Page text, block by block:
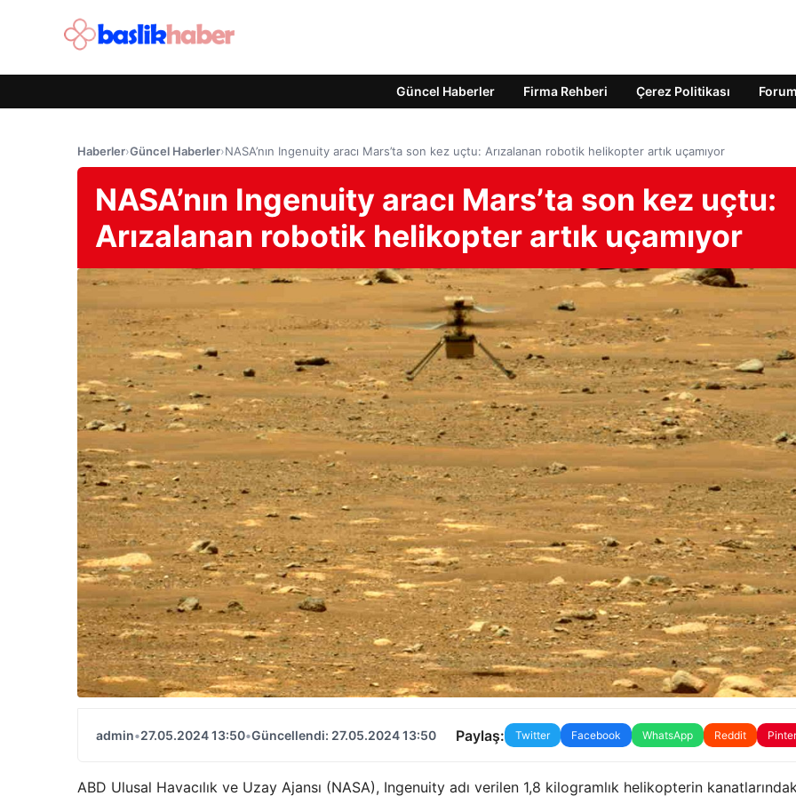
Güncel Haberler Firma Rehberi Çerez Politikası Forum
Haberler›Güncel Haberler›NASA’nın Ingenuity aracı Mars’ta son kez uçtu: Arızalanan robotik helikopter artık uçamıyor
NASA’nın Ingenuity aracı Mars’ta son kez uçtu:
Arızalanan robotik helikopter artık uçamıyor
admin•27.05.2024 13:50•Güncellendi: 27.05.2024 13:50 Paylaş: Twitter Facebook WhatsApp Reddit
ABD Ulusal Havacılık ve Uzay Ajansı (NASA), Ingenuity adı verilen 1,8 kilogramlık helikopterin